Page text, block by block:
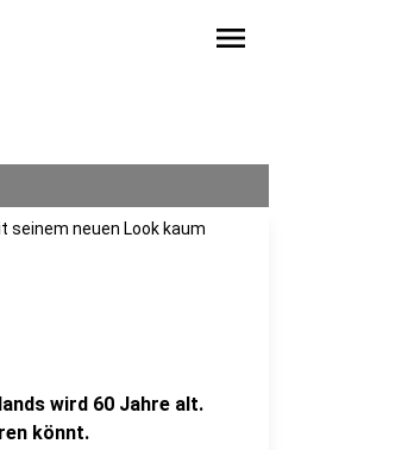
menu
seinem neuen Look kaum
wird 60 Jahre alt.
könnt.